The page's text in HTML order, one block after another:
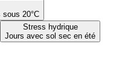
sous 20°C
Stress hydrique
Jours avec sol sec en été